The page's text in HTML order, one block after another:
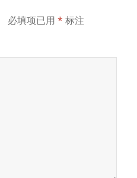
必填项已用* 标注